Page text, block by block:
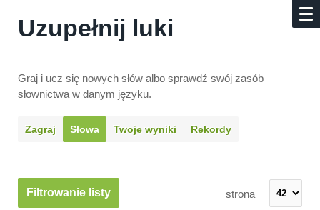
Uzupełnij luki
Graj i ucz się nowych słów albo sprawdź swój zasób
słownictwa w danym języku.
Zagraj Słowa Twoje wyniki Rekordy
Filtrowanie listy strona